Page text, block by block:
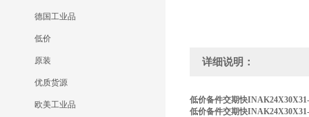
德国工业品
低价
原装
优质货源
欧美工业品
详细说明：
低价备件交期快INA
低价备件交期快INA